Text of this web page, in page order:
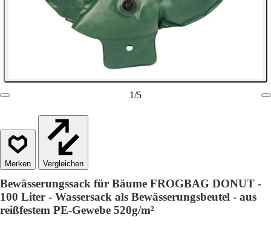
1/5
Vergleichen
Bewässerungssack für Bäume FROGBAG DONUT -
100 Liter - Wassersack als Bewässerungsbeutel - aus
reißfestem PE-Gewebe 520g/m²